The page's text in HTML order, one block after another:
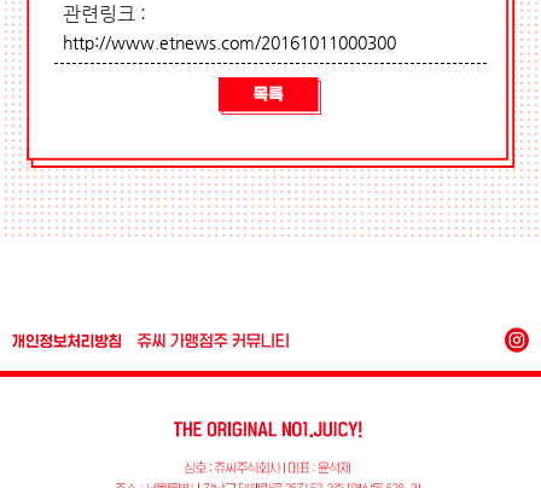
관련링크 :
http://www.etnews.com/20161011000300